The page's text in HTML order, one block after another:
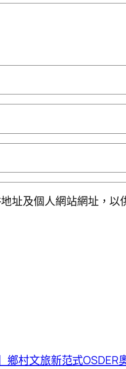
址及個人網站網址，以
鄉村文旅新范式